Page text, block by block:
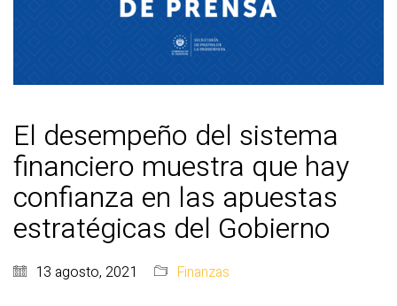
El desempeño del sistema
financiero muestra que hay
confianza en las apuestas
estratégicas del Gobierno
13 agosto, 2021 Finanzas